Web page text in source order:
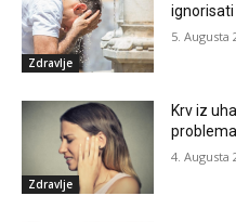
Zdravlje
ignorisati
5. Augusta
Zdravlje
Krv iz
problema
4. Augusta